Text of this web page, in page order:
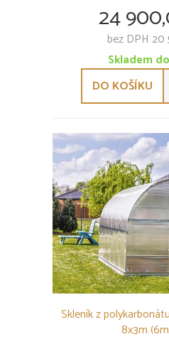
24
bez DPH 20
Skladem
DO KOŠÍKU
Skleník z
8x3m